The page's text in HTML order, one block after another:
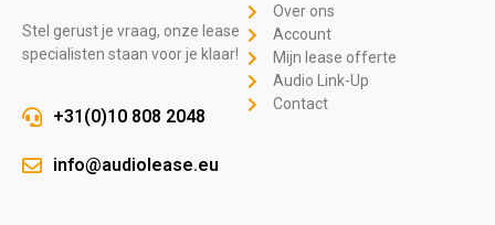
Stel gerust je vraag, onze lease
specialisten staan voor je klaar!
+31(0)10 808 2048
info@audiolease.eu
Over ons
Account
Mijn lease offerte
Audio Link-Up
Contact